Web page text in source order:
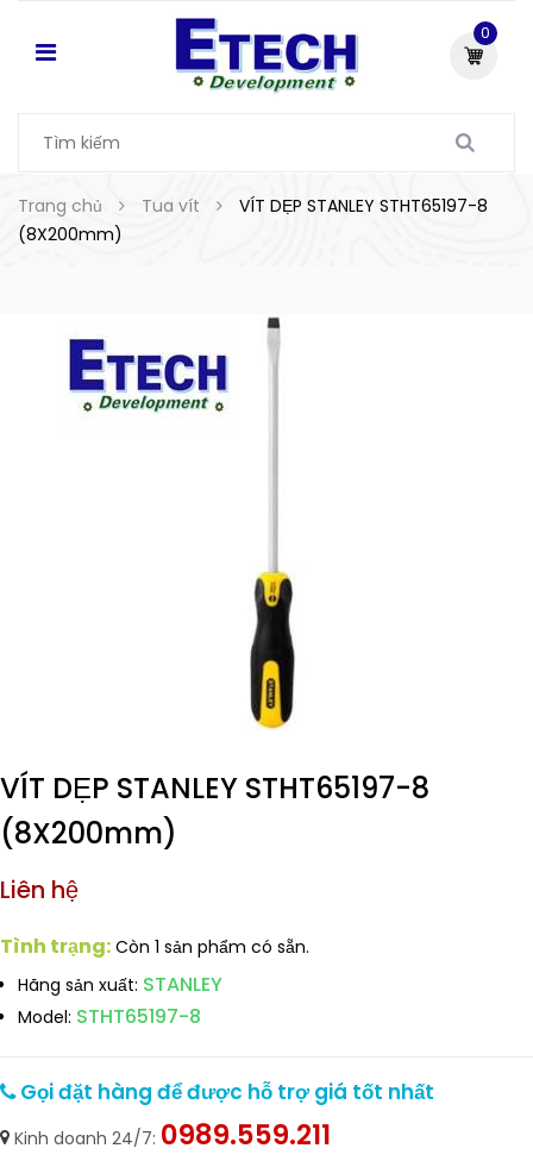
0
Trang chủ Tua vít
VÍT DẸP STANLEY STHT65197-8
(8X200mm)
VÍT DẸP STANLEY STHT65197-8
(8X200mm)
Liên hệ
Tình trạng: Còn 1 sản phẩm có sẵn.
Hãng sản xuất: STANLEY
Model: STHT65197-8
Gọi đặt hàng để được hỗ trợ giá tốt nhất
Kinh doanh 24/7: 0989.559.211